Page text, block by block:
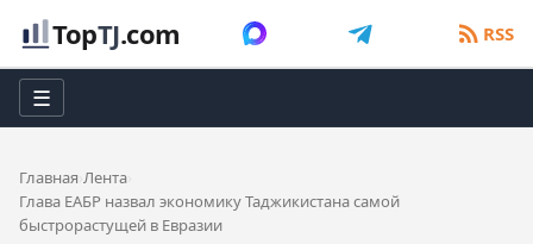
TopTJ.com RSS
☰
Главная Лента
Глава ЕАБР назвал экономику Таджикистана самой
быстрорастущей в Евразии